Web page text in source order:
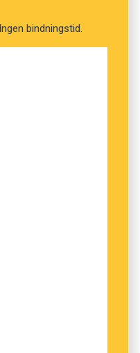
bindningstid.